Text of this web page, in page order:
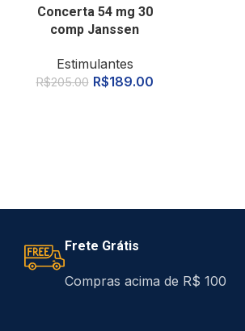
Concerta 54 mg 30
comp Janssen
Estimulantes
R$205.00 R$189.00
Frete Grátis
Compras acima de R$ 100